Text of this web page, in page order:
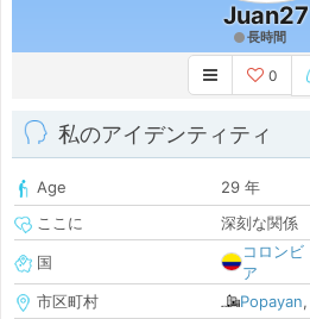
Juan27
長時間
0
私のアイデンティティ
Age
29 年
ここに
深刻な関係
国
コロンビ
ア
市区町村
Popayan,